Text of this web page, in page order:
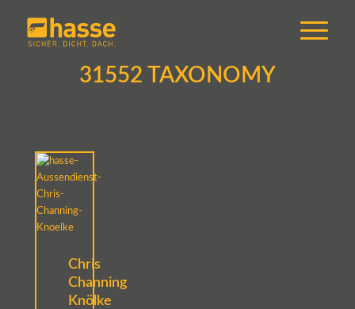
31552 TAXONOMY
Chris
Channing
Knölke